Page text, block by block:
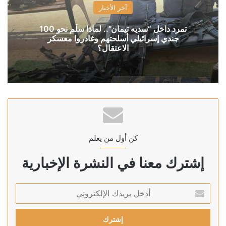
آخر الأخبار
تمرد داخل “سديه تيمان”.. لماذا سلّم نحو 100
جندي إسرائيلي أسلحتهم وغادروا معسكر
الاعتقال؟
كن أول من يعلم
إشترك معنا في النشرة الإخبارية
بريدك
الإلكتروني